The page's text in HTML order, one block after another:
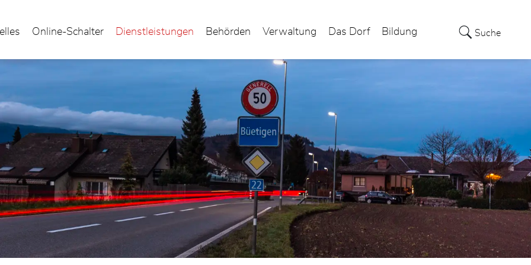
Online-Schalter Dienstleistungen Behörden Verwaltung Das Dorf Bildung Suche